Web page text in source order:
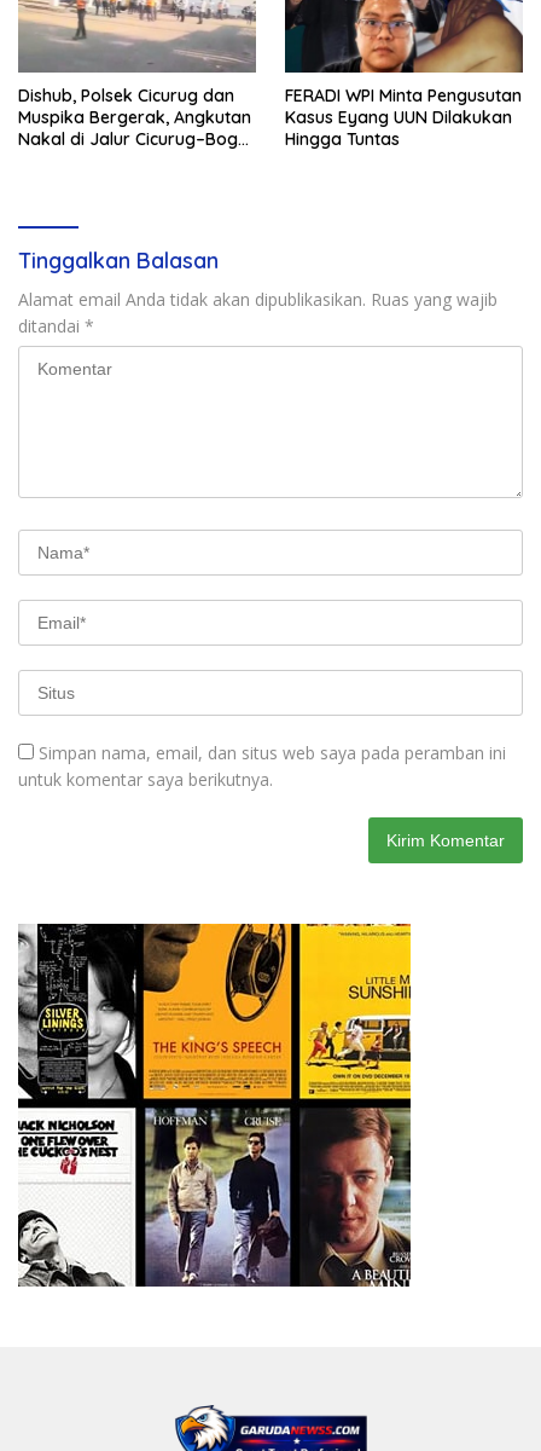
Dishub, Polsek Cicurug dan
Muspika Bergerak, Angkutan
Nakal di Jalur Cicurug–Bogor
FERADI WPI Minta Pengusutan
Kasus Eyang UUN Dilakukan
Hingga Tuntas
Tinggalkan Balasan
Alamat email Anda tidak akan dipublikasikan. Ruas yang wajib
ditandai *
Simpan nama, email, dan situs web saya pada peramban ini
untuk komentar saya berikutnya.